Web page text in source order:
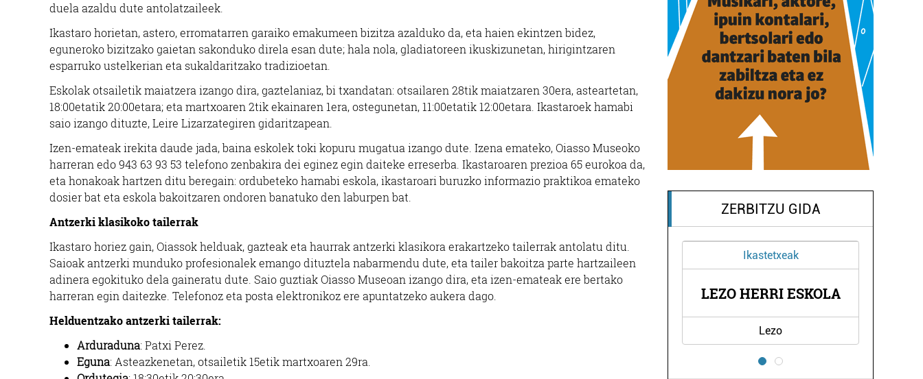
duela azaldu dute antolatzaileek.
Ikastaro horietan, astero, erromatarren garaiko emakumeen bizitza azalduko da, eta haien ekintzen bidez,
eguneroko bizitzako gaietan sakonduko direla esan dute; hala nola, gladiatoreen ikuskizunetan, hirigintzaren
esparruko ustelkerian eta sukaldaritzako tradizioetan.
Eskolak otsailetik maiatzera izango dira, gaztelaniaz, bi txandatan: otsailaren 28tik maiatzaren 30era, asteartetan,
18:00etatik 20:00etara; eta martxoaren 2tik ekainaren 1era, ostegunetan, 11:00etatik 12:00etara. Ikastaroek hamabi
saio izango dituzte, Leire Lizarzategiren gidaritzapean.
Izen-emateak irekita daude jada, baina eskolek toki kopuru mugatua izango dute. Izena emateko, Oiasso Museoko
harreran edo 943 63 93 53 telefono zenbakira dei eginez egin daiteke erreserba. Ikastaroaren prezioa 65 eurokoa da,
eta honakoak hartzen ditu beregain: ordubeteko hamabi eskola, ikastaroari buruzko informazio praktikoa emateko
dosier bat eta eskola bakoitzaren ondoren banatuko den laburpen bat.
Antzerki klasikoko tailerrak
Ikastaro horiez gain, Oiassok helduak, gazteak eta haurrak antzerki klasikora erakartzeko tailerrak antolatu ditu.
Saioak antzerki munduko profesionalek emango dituztela nabarmendu dute, eta tailer bakoitza parte hartzaileen
adinera egokituko dela gaineratu dute. Saio guztiak Oiasso Museoan izango dira, eta izen-emateak ere bertako
harreran egin daitezke. Telefonoz eta posta elektronikoz ere apuntatzeko aukera dago.
Helduentzako antzerki tailerrak:
Arduraduna: Patxi Perez.
Eguna: Asteazkenetan, otsailetik 15etik martxoaren 29ra.
ZERBITZU GIDA
Ikastetxeak
LEZO HERRI ESKOLA
Arropa dendak
LOVE & PARADISE
Ikastetxeak
LEZO HERRI ESKOLA
Lezo